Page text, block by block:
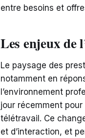
entre besoins et
Les enjeux de
Le paysage des
notamment en
l’environnement
jour récemment
télétravail. Ce
et d’interaction, et